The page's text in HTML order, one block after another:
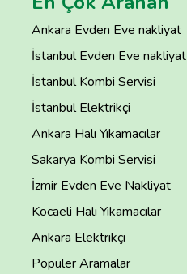
Ankara Evden Eve nakliyat
İstanbul Evden Eve nakliyat
İstanbul Kombi Servisi
İstanbul Elektrikçi
Ankara Halı Yıkamacılar
Sakarya Kombi Servisi
İzmir Evden Eve Nakliyat
Kocaeli Halı Yıkamacılar
Ankara Elektrikçi
Popüler Aramalar